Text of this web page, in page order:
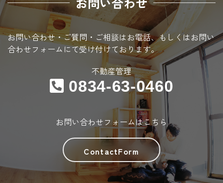
お問い合わせ・ご質問・ご相談はお電話、もしくはお問い
合わせフォームにて受け付けております。
不動産管理
0834-63-0460
お問い合わせフォームはこちら
ContactForm